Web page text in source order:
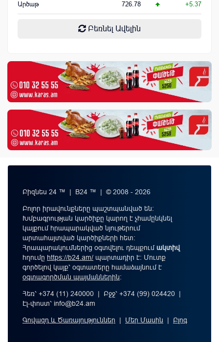
Արծաթ 726.78 +5.37
Բեռնել Ավելին
Բիզնես 24 ™ | B24 ™ | © 2008 - 2026
Բոլոր իրավունքները պաշտպանված են:
Խմբագրության կարծիքը կարող է չհամընկնել
կայքում հրապարակված նյութերում
արտահայտված կարծիքների հետ:
Հրապարակումներից օգտվելու դեպքումակտիվ
հղումը https://b24.am/ պարտադիր է: Մուտք
գործելով կայք՝ օգտատերը համաձայնում է
օգտագործման պայմաններին։
Հեռ՝ +374 (11) 240000 | Բջջ՝ +374 (99) 024420 |
Էլ-փոստ՝ info@b24.am
Գովազդ և Ծառայություններ | Մեր Մասին | Բլոգ